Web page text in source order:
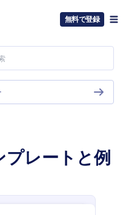
無料で登録
レートと例